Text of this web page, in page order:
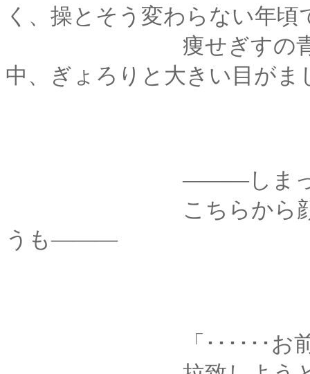
く、操とそう変わらない年
痩せぎすの青年。尖
中、ぎょろりと大きい目が
―――しまっ
こちらから顔が見え
うも―――
「･･････お前、